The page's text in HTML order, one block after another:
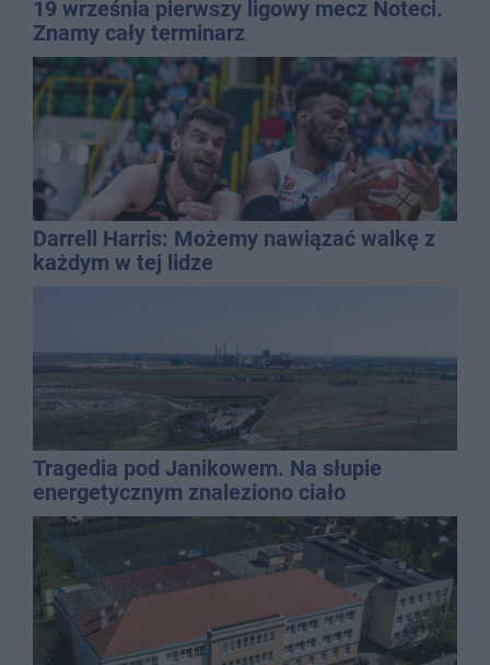
19 września pierwszy ligowy mecz Noteci.
Znamy cały terminarz
Darrell Harris: Możemy nawiązać walkę z
każdym w tej lidze
Tragedia pod Janikowem. Na słupie
energetycznym znaleziono ciało
mężczyzny